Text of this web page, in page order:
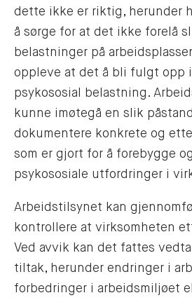
dette ikke er riktig, herunder
å sørge for at det ikke forelå
belastninger på
oppleve at det å bli fulgt opp
psykososial belastning.
kunne imøtegå en slik
dokumentere konkrete og
som er gjort for å forebygge
psykososiale utfordringer i
Arbeidstilsynet kan
kontrollere at virksomheten
Ved avvik kan det fattes
tiltak, herunder endringer i
forbedringer i arbeidsmiljøet